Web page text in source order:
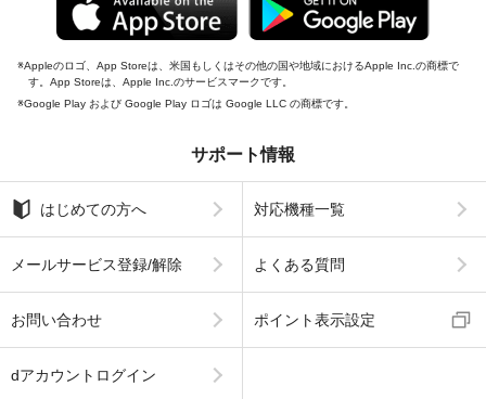
Appleのロゴ、App Storeは、米国もしくはその他の国や地域におけるApple Inc.の商標で
す。App Storeは、Apple Inc.のサービスマークです。
Google Play および Google Play ロゴは Google LLC の商標です。
サポート情報
はじめての方へ 対応機種一覧
メールサービス登録/解除 よくある質問
お問い合わせ ポイント表示設定
dアカウントログイン